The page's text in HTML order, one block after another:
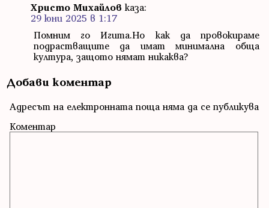
Христо Михайлов каза:
29 юни 2025 в 1:17
Помним го Игита.Но как да провокираме
подрастващите да имат минимална обща
култура, защото нямат никаква?
Добави коментар
Адресът на електронната поща няма да се публикува
Коментар